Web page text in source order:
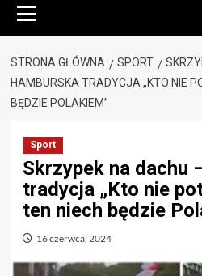
główne
STRONA GŁÓWNA SPORT
HAMBURSKA TRADYCJA „KTO NIE
BĘDZIE POLAKIEM”
Sport
Skrzypek na dachu
tradycja „Kto nie
ten niech będzie
16 czerwca, 2024